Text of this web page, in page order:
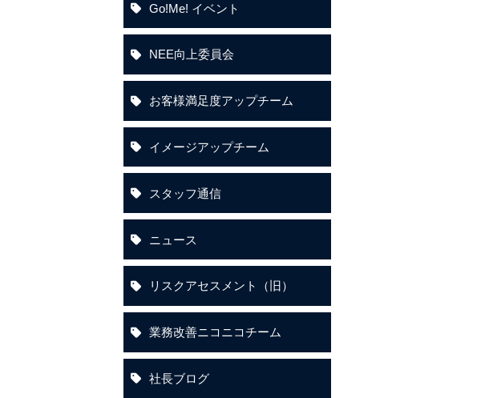
Go!Me! イベント
NEE向上委員会
お客様満足度アップチーム
イメージアップチーム
スタッフ通信
ニュース
リスクアセスメント（旧）
業務改善ニコニコチーム
社長ブログ